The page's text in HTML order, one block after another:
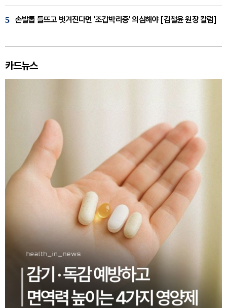
5 손발톱 들뜨고 벗겨진다면 '조갑박리증' 의심해야 [김철윤 원장 칼럼]
카드뉴스